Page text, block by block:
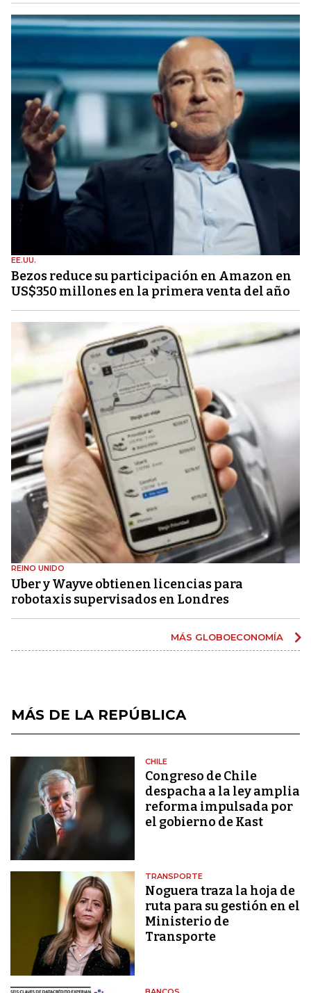
EE.UU.
Bezos reduce su participación en Amazon en
US$350 millones en la primera venta del año
REINO UNIDO
Uber y Wayve obtienen licencias para
robotaxis supervisados ​​en Londres
MÁS GLOBOECONOMÍA
MÁS DE LA REPÚBLICA
CHILE
Congreso de Chile
despacha a la ley amplia
reforma impulsada por
el gobierno de Kast
TRANSPORTE
Noguera traza la hoja de
ruta para su gestión en el
Ministerio de
Transporte